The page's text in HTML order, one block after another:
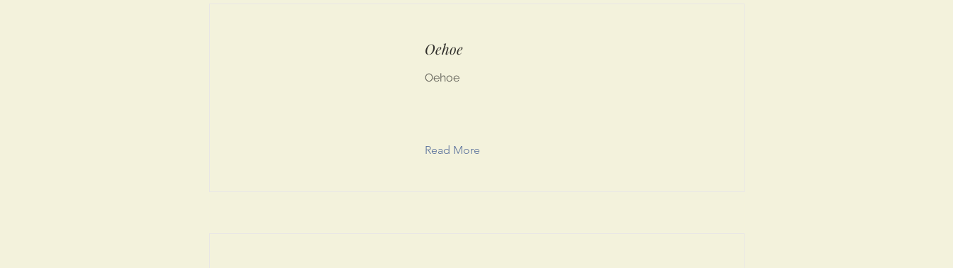
Oehoe
Oehoe
Read More